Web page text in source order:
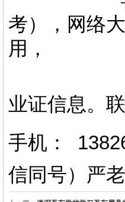
考），网络
用，
大专和
业证信息。
手机：
信同号）严